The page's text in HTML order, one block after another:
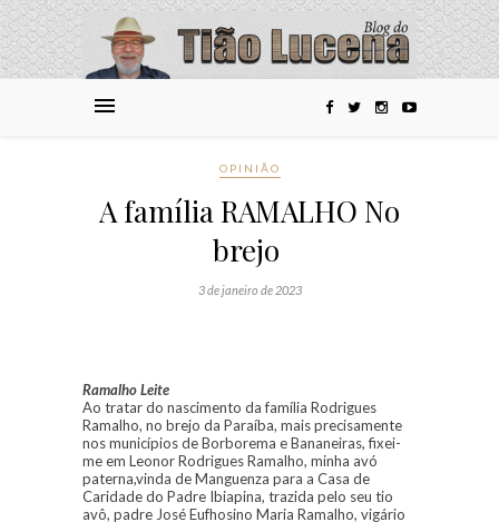
OPINIÃO
A família RAMALHO No
brejo
3 de janeiro de 2023
Ramalho Leite
Ao tratar do nascimento da família Rodrigues
Ramalho, no brejo da Paraíba, mais precisamente
nos municípios de Borborema e Bananeiras, fixei-
me em Leonor Rodrigues Ramalho, minha avó
paterna,vinda de Manguenza para a Casa de
Caridade do Padre Ibiapina, trazida pelo seu tio
avô, padre José Eufhosino Maria Ramalho, vigário